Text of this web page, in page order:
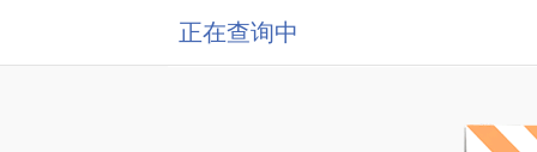
正在查询中